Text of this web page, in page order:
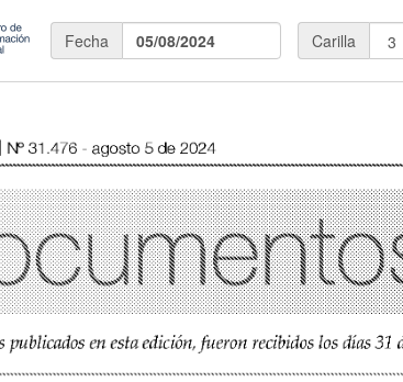
Fecha 05/08/2024 Carilla